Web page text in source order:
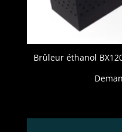
Brûleur éthanol